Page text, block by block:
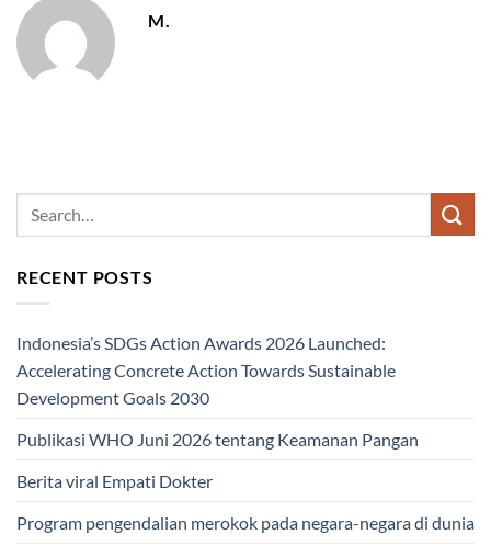
M.
RECENT POSTS
Indonesia’s SDGs Action Awards 2026 Launched:
Accelerating Concrete Action Towards Sustainable
Development Goals 2030
Publikasi WHO Juni 2026 tentang Keamanan Pangan
Berita viral Empati Dokter
Program pengendalian merokok pada negara-negara di dunia